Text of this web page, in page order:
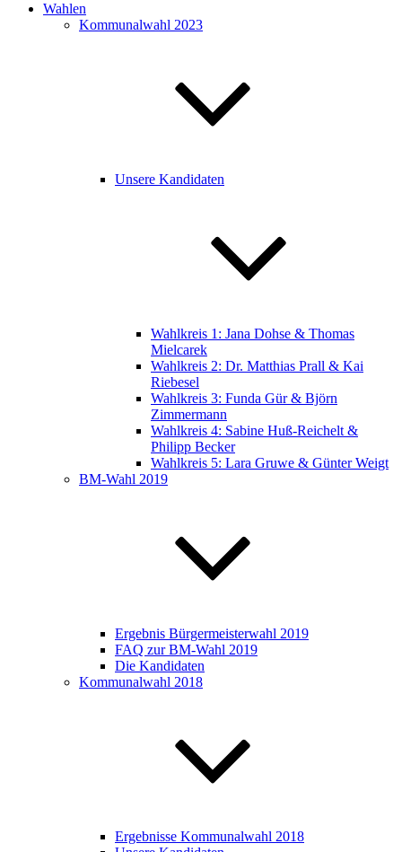
Wahlen
Kommunalwahl 2023
Unsere Kandidaten
Wahlkreis 1: Jana Dohse & Thomas
Mielcarek
Wahlkreis 2: Dr. Matthias Prall & Kai
Riebesel
Wahlkreis 3: Funda Gür & Björn
Zimmermann
Wahlkreis 4: Sabine Huß-Reichelt &
Philipp Becker
Wahlkreis 5: Lara Gruwe & Günter Weigt
BM-Wahl 2019
Ergebnis Bürgermeisterwahl 2019
FAQ zur BM-Wahl 2019
Die Kandidaten
Kommunalwahl 2018
Ergebnisse Kommunalwahl 2018